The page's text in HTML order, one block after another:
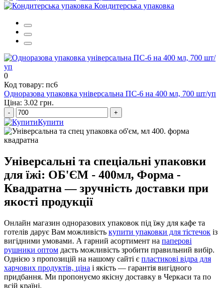
паперові рушники оптом київ
одноразові лотки для їжі купити
Кондитерська упаковка
0
Код товару: пс6
Одноразова упаковка універсальна ПС-6 на 400 мл, 700 шт/уп
Ціна: 3.02 грн.
- +
Купити
Універсальні та спеціальні упаковки
для їжі: ОБ'ЄМ - 400мл, Форма -
Квадратна — зручність доставки при
якості продукції
Онлайн магазин одноразових упаковок під їжу для кафе та
готелів дарує Вам можливість купити упаковки для тістечок із
вигідними умовами. А гарний асортимент на паперові
рушники оптом дасть можливість зробити правильний вибір.
Однією з пропозицій на нашому сайті є пластикові відра для
харчових продуктів, ціна і якість — гарантія вигідного
придбання. Ми пропонуємо якісну доставку в Черкаси та по
всій країні.